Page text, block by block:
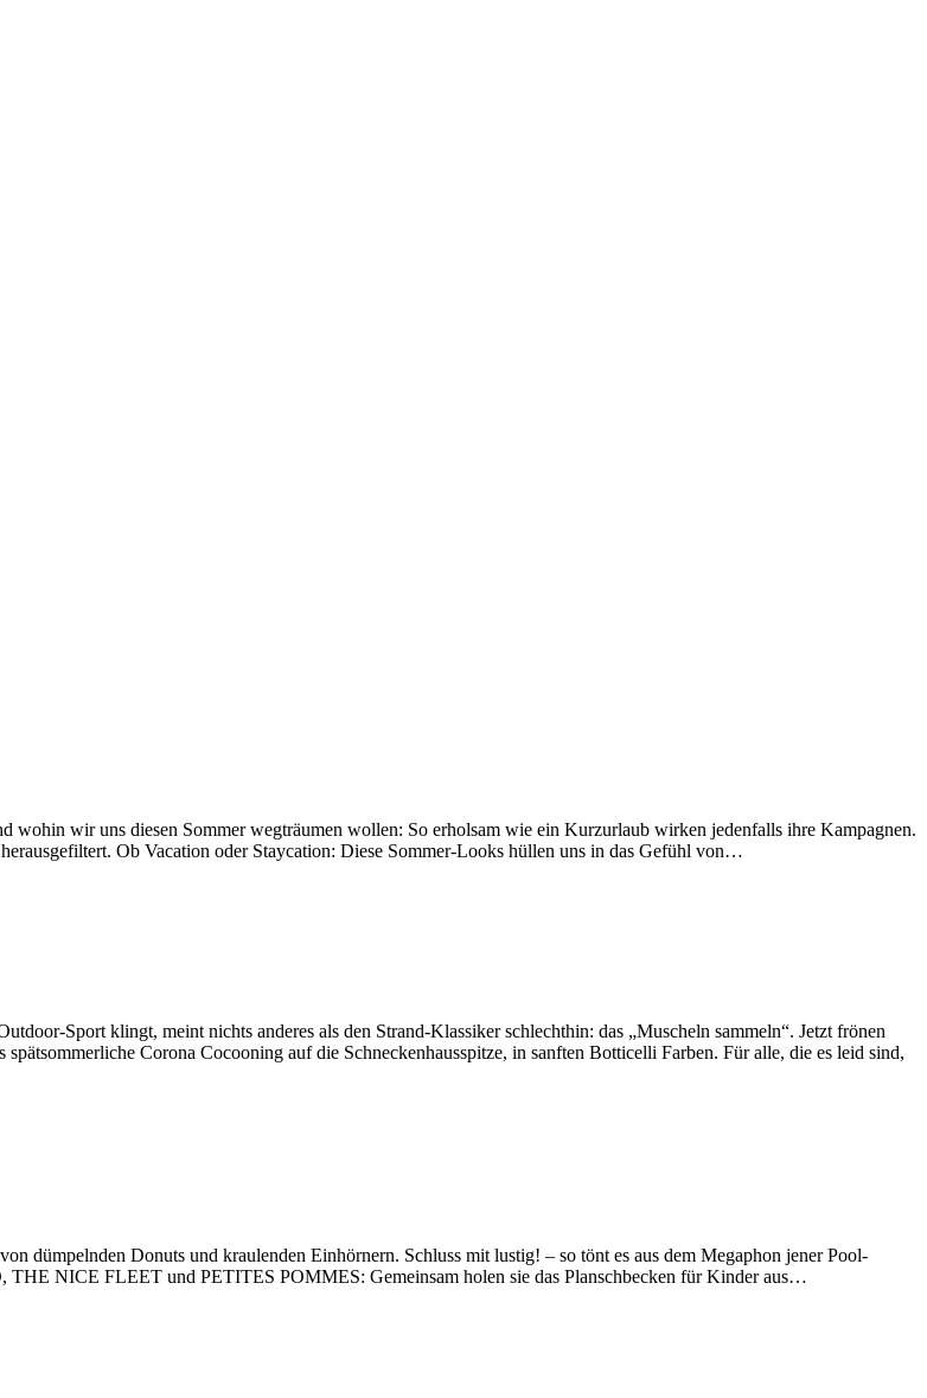
wir uns diesen Sommer wegträumen wollen: So erholsam wie ein Kurzurlaub wirken jedenfalls ihre Kampagnen.
Ob Vacation oder Staycation: Diese Sommer-Looks hüllen uns in das Gefühl von…
Sport klingt, meint nichts anderes als den Strand-Klassiker schlechthin: das „Muscheln sammeln“. Jetzt frönen
Corona Cocooning auf die Schneckenhausspitze, in sanften Botticelli Farben. Für alle, die es leid sind,
dümpelnden Donuts und kraulenden Einhörnern. Schluss mit lustig! – so tönt es aus dem Megaphon jener Pool-
THE NICE FLEET und PETITES POMMES: Gemeinsam holen sie das Planschbecken für Kinder aus…